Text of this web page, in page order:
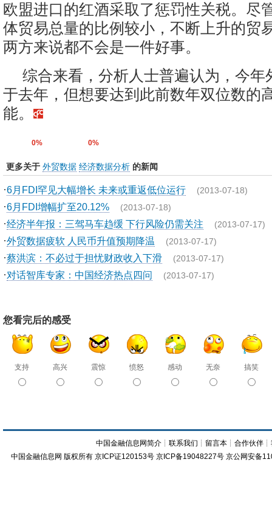
欧盟进口的红酒采取了惩罚性关税。尽
体贸易总量的比例较小，不断上升的贸
两方来说都不会是一件好事。
综合来看，分析人士普遍认为，今年
于去年，但想要达到此前数年双位数的
能。
0% 0%
更多关于 外贸数据 经济数据分析 的新闻
·6月FDI罕见大幅增长 未来或重返低位运行 (2013-07-18)
·6月FDI增幅扩至20.12% (2013-07-18)
·经济半年报：三驾马车趋缓 下行风险仍需关注 (2013-07-17)
·外贸数据疲软 人民币升值预期降温 (2013-07-17)
·蔡洪滨：不必过于担忧财政收入下滑 (2013-07-17)
·对话智库专家：中国经济热点四问 (2013-07-17)
您看完后的感受
支持 高兴 震惊 愤怒 感动 无奈 搞笑
中国金融信息网简介 ┊联系我们 ┊ 留言本 ┊合作伙伴 ┊
中国金融信息网 版权所有 京ICP证120153号 京ICP备19048227号 京公网安备